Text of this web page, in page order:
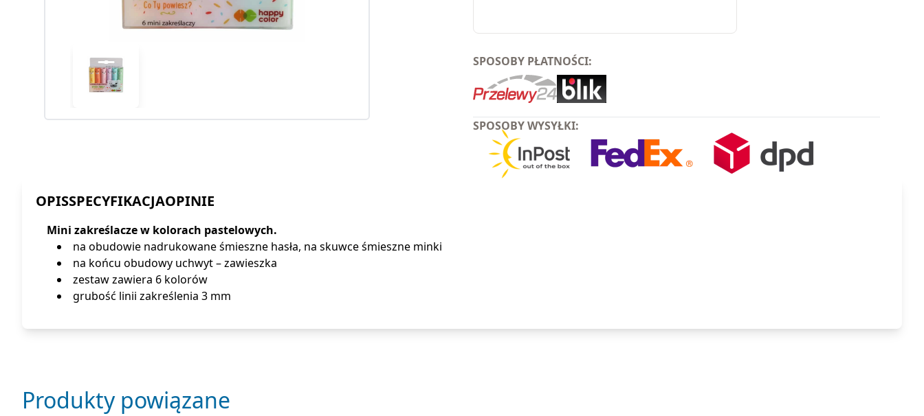
SPOSOBY PŁATNOŚCI:
SPOSOBY WYSYŁKI:
OPISSPECYFIKACJAOPINIE
Mini zakreślacze w kolorach pastelowych.
na obudowie nadrukowane śmieszne hasła, na skuwce śmieszne minki
na końcu obudowy uchwyt – zawieszka
zestaw zawiera 6 kolorów
grubość linii zakreślenia 3 mm
Produkty powiązane